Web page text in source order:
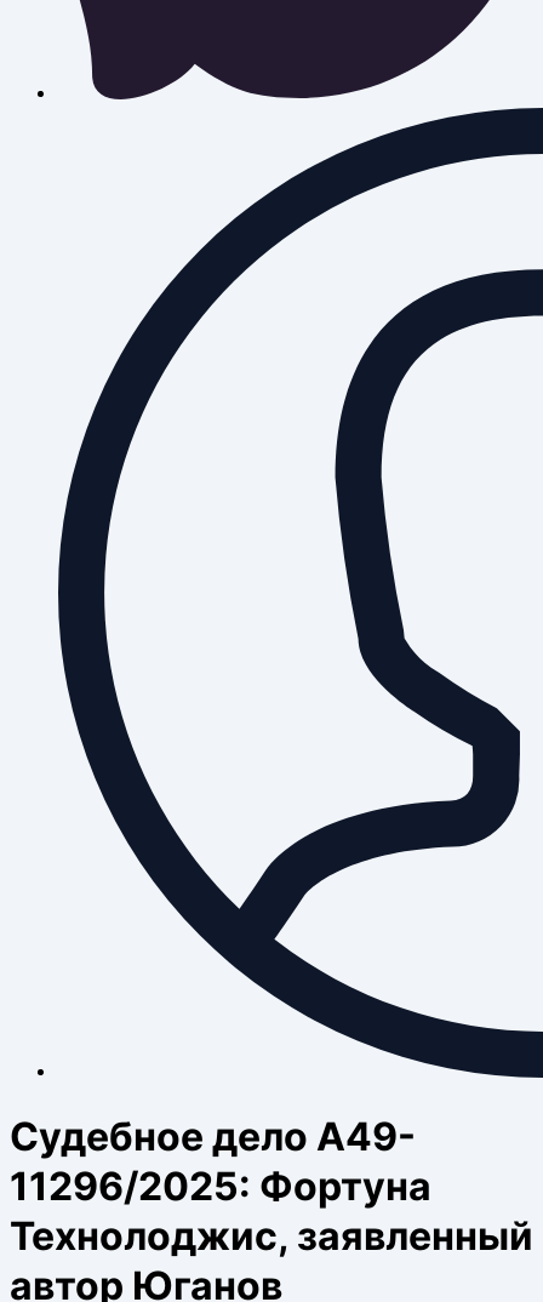
Судебное дело А49-
11296/2025: Фортуна
Технолоджис, заявленный
автор Юганов